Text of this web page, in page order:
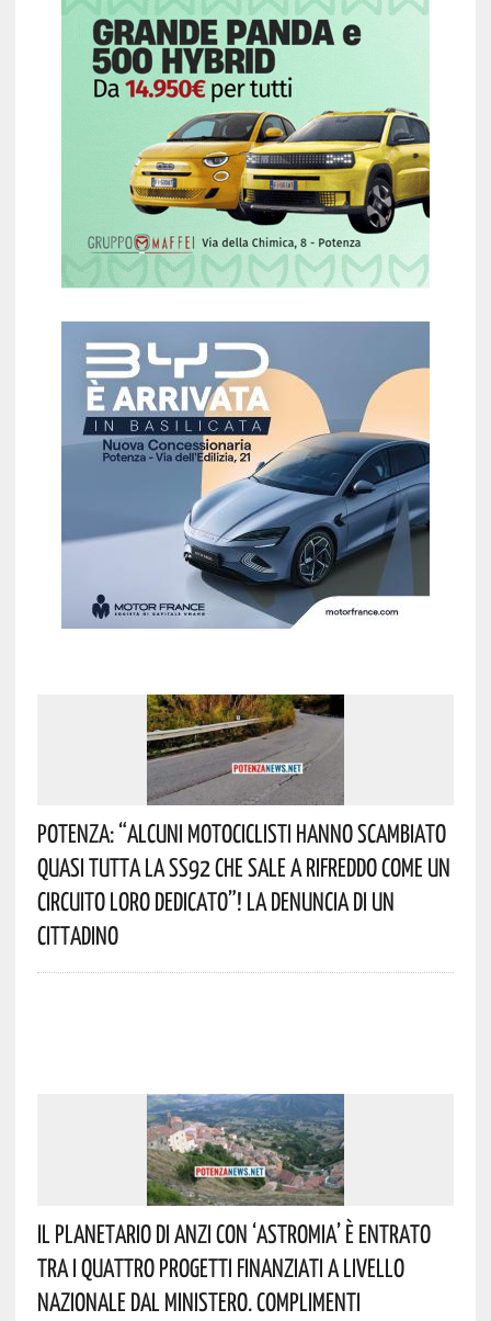
Potenza: “alcuni Motociclisti Hanno Scambiato
Quasi Tutta La SS92 Che Sale A Rifreddo Come Un
Circuito Loro Dedicato”! La Denuncia Di Un
Cittadino
Il Planetario Di Anzi Con ‘Astromia’ È Entrato
Tra I Quattro Progetti Finanziati A Livello
Nazionale Dal Ministero. Complimenti